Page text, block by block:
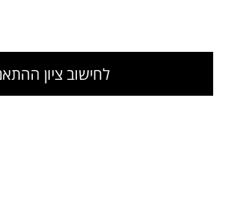
לחישוב ציון